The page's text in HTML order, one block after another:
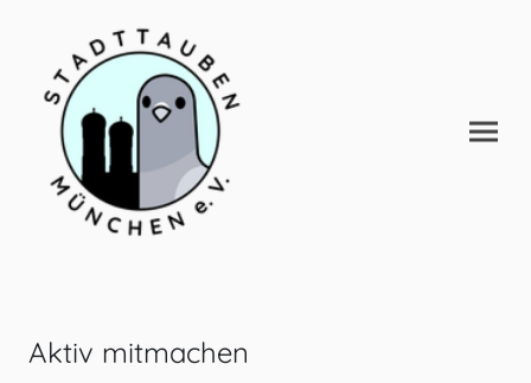
Aktiv mitmachen